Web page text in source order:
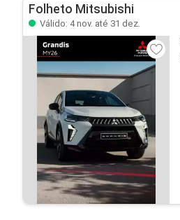
Folheto Mitsubishi
Válido: 4 nov. até 31 dez.